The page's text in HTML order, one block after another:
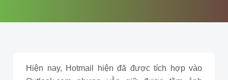
Hiện nay, Hotmail hiện đã được tích hợp vào